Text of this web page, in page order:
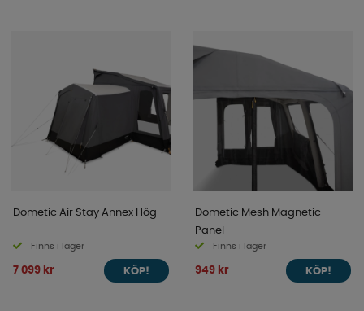
Dometic Air Stay Annex Hög
Finns i lager
7 099 kr KÖP!
Dometic Mesh Magnetic
Panel
Finns i lager
949 kr KÖP!